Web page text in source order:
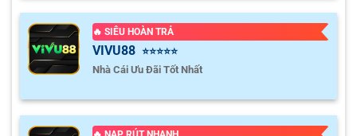
🔥 SIÊU HOÀN TRẢ
VIVU88 ⭐⭐⭐⭐⭐
Nhà Cái Ưu Đãi Tốt Nhất